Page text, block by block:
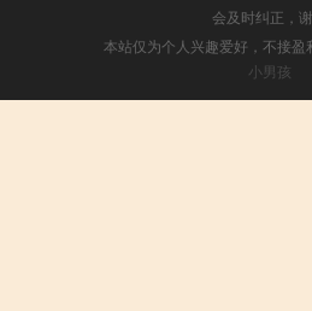
会及时纠正，
本站仅为个人兴趣爱好，不接盈
小男孩